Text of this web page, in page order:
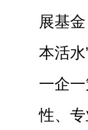
展基
本活
一企
性、